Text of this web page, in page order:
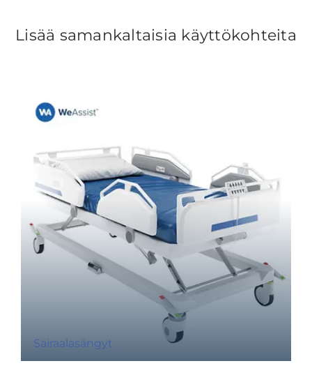
Lisää samankaltaisia käyttökohteita
Sairaalasängyt